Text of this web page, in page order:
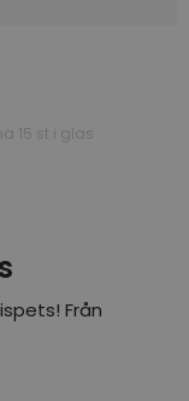
15 st i glas
Från